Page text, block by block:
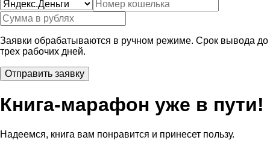
Заявки обрабатываются в ручном режиме. Срок вывода до
трех рабочих дней.
Книга-марафон уже в пути!
Надеемся, книга вам понравится и принесет пользу.